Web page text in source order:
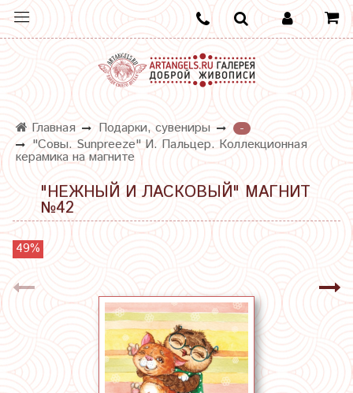
Главная Подарки, сувениры
-
"Совы. Sunpreeze" И. Пальцер. Коллекционная
керамика на магните
"НЕЖНЫЙ И ЛАСКОВЫЙ" МАГНИТ
№42
49%